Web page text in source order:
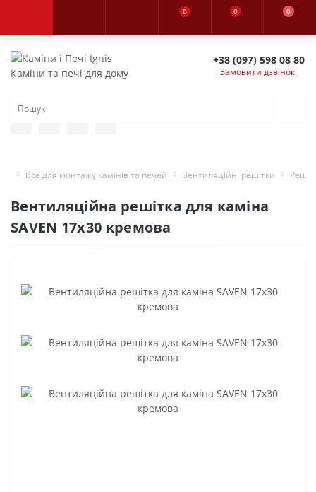
0 0 0
Каміни та печі для дому
+38 (097) 598 08 80
Замовити дзвінок
Все для монтажу камінів та печей Вентиляційні решітки
Вентиляційна решітка для каміна
SAVEN 17х30 кремова